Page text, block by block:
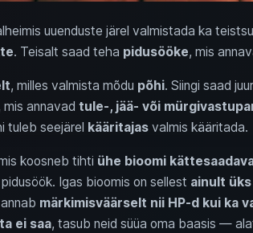
uuenduste järel valmistada ka
. Teisalt saad teha pidusööke, mis
, milles valmista mõdu põhi. Siingi saad
annavad tule-, jää- või
tuleb seejärel kääritajasvalmis kääritada.
koosneb tihti ühe bioomi
Igas bioomis on sellest ainult üks
märkimisväärselt nii HP-d kui ka
ei saa, tasub neid süüa oma baasis —